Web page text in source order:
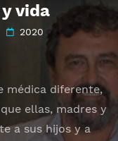
vida
2020
médica diferente,
ellas, madres y
a sus hijos y a